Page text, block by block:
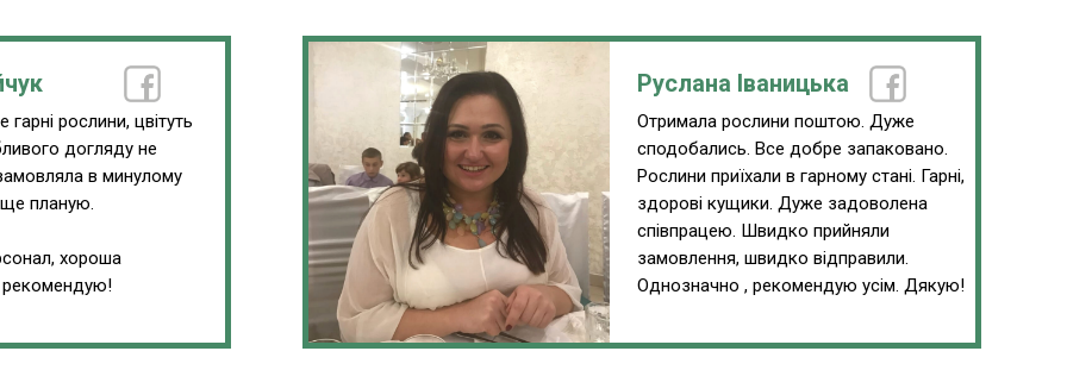
рослини, цвітуть
догляду не
в минулому
планую.
хороша
рекомендую!
Руслана Іваницька
Отримала рослини поштою. Дуже
сподобались. Все добре запаковано.
Рослини приїхали в гарному стані. Гарні,
здорові кущики. Дуже задоволена
співпрацею. Швидко прийняли
замовлення, швидко відправили.
Однозначно , рекомендую усім. Дякую!